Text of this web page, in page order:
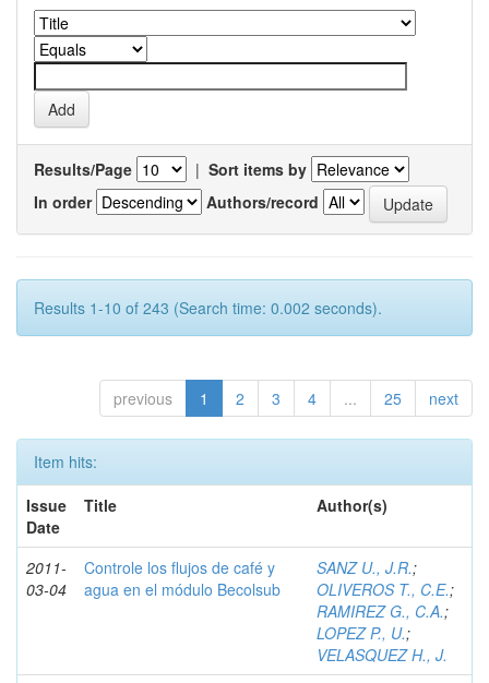
Results/Page | Sort items by
In order
Authors/record
Results 1-10 of 243 (Search time: 0.002 seconds).
previous 1 2 3 4 ... 25 next
Item hits:
Issue
Date
Title Author(s)
2011-
03-04
Controle los flujos de café y
agua en el módulo Becolsub
SANZ U., J.R.;
OLIVEROS T., C.E.;
RAMIREZ G., C.A.;
LOPEZ P., U.;
VELASQUEZ H., J.